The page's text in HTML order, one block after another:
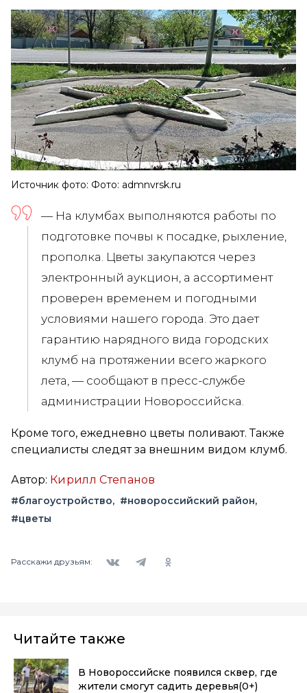
Источник фото: Фото: admnvrsk.ru
— На клумбах выполняются работы по
подготовке почвы к посадке, рыхление,
прополка. Цветы закупаются через
электронный аукцион, а ассортимент
проверен временем и погодными
условиями нашего города. Это дает
гарантию нарядного вида городских
клумб на протяжении всего жаркого
лета, — сообщают в пресс-службе
администрации Новороссийска.
Кроме того, ежедневно цветы поливают. Также
специалисты следят за внешним видом клумб.
Автор: Кирилл Степанов
#благоустройство
#новороссийский район
#цветы
Расскажи друзьям:
Читайте также
В Новороссийске появился сквер, где
жители смогут садить деревья(0+)